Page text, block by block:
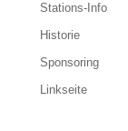
Stations-Info
Historie
Sponsoring
Linkseite